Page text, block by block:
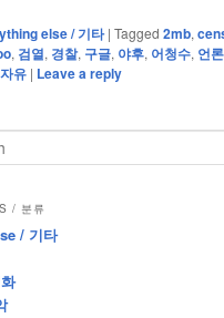
else / 기타 |Tagged 2mb,
, 검열, 경찰, 구글, 야후, 어청수, 언
유 | Leave a reply
/ 분류
/ 기타